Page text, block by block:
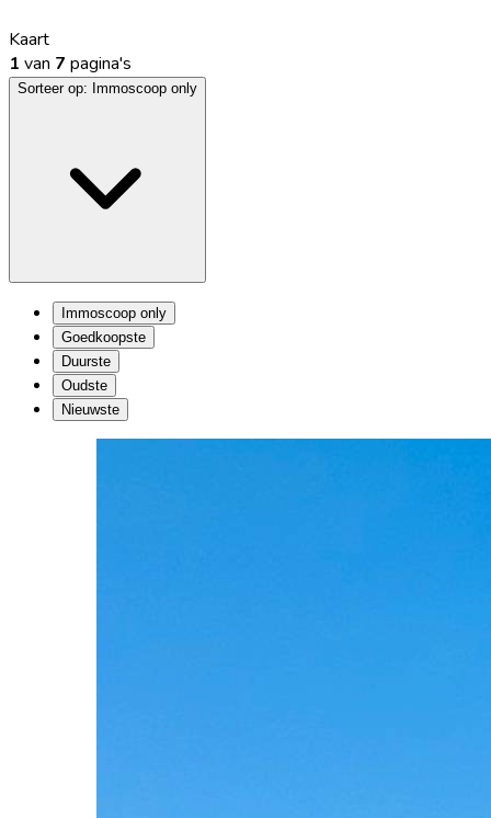
Kaart
1 van 7 pagina's
Sorteer op: Immoscoop only
Immoscoop only
Goedkoopste
Duurste
Oudste
Nieuwste